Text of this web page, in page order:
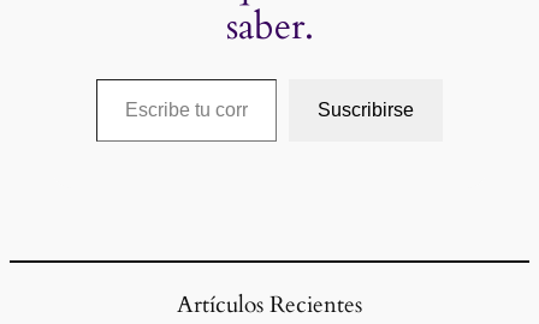
saber.
Escribe tu correo electrónico…
Suscribirse
Artículos Recientes